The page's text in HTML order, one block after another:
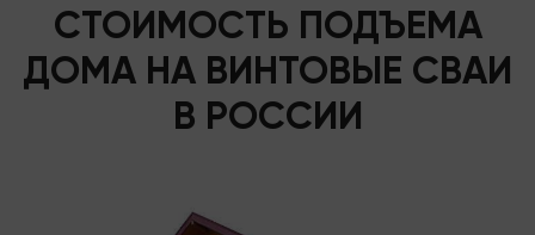
СТОИМОСТЬ ПОДЪЕМА
ДОМА НА ВИНТОВЫЕ СВАИ
В РОССИИ